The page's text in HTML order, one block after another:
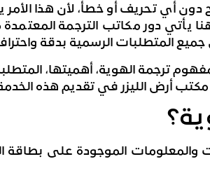
أي تحريف أو خطأ، لأن هذا
هنا يأتي دور مكاتب الترجمة
المتطلبات الرسمية بدقة
ترجمة الهوية، أهميتها،
مكتب أرض الليزر في تقديم هذه
والمعلومات الموجودة على بطاقة